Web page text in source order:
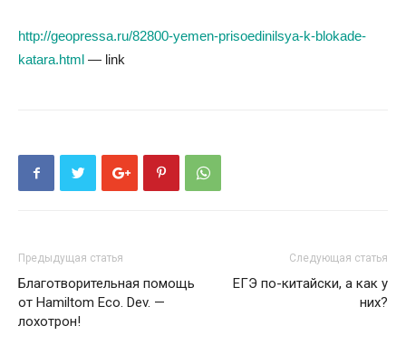
http://geopressa.ru/82800-yemen-prisoedinilsya-k-blokade-
katara.html — link
Предыдущая статья
Благотворительная помощь
от Hamiltom Eco. Dev. —
лохотрон!
Следующая статья
ЕГЭ по-китайски, а как у
них?